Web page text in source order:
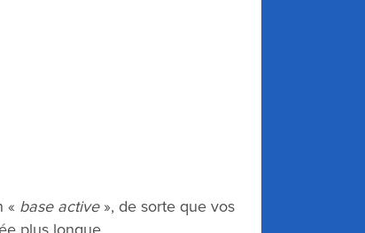
« base active», de sorte que vos